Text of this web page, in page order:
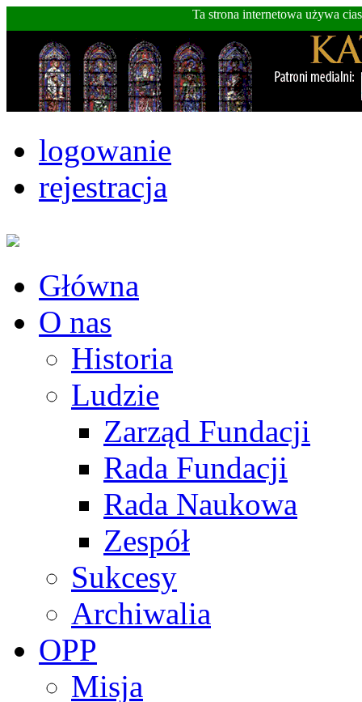
Ta strona internetowa używa
logowanie
rejestracja
Główna
O nas
Historia
Ludzie
Zarząd Fundacji
Rada Fundacji
Rada Naukowa
Zespół
Sukcesy
Archiwalia
OPP
Misja